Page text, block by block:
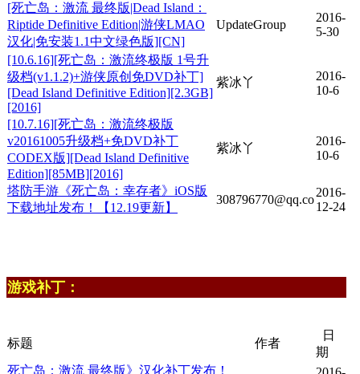
[死亡岛：激流 最终版|Dead Island：
Riptide Definitive Edition|游侠LMAO
汉化|免安装1.1中文绿色版][CN]
UpdateGroup
2016-
5-30
[10.6.16][死亡岛：激流终极版 1号升
级档(v1.1.2)+游侠原创免DVD补丁]
[Dead Island Definitive Edition][2.3GB]
[2016]
紫冰丫
2016-
10-6
[10.7.16][死亡岛：激流终极版
v20161005升级档+免DVD补丁
CODEX版][Dead Island Definitive
Edition][85MB][2016]
紫冰丫
2016-
10-6
塔防手游《死亡岛：幸存者》iOS版
下载地址发布！【12.19更新】
308796770@qq.co
2016-
12-24
游戏补丁：
标题 作者
日
期
死亡岛：激流 最终版》汉化补丁发布！